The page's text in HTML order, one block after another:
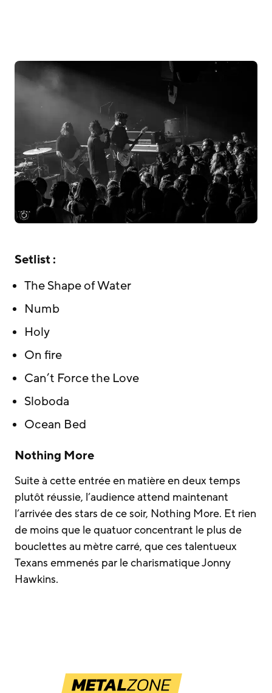
Setlist :
The Shape of Water
Numb
Holy
On fire
Can’t Force the Love
Sloboda
Ocean Bed
Nothing More
Suite à cette entrée en matière en deux temps
plutôt réussie, l’audience attend maintenant
l’arrivée des stars de ce soir, Nothing More. Et rien
de moins que le quatuor concentrant le plus de
bouclettes au mètre carré, que ces talentueux
Texans emmenés par le charismatique Jonny
Hawkins.